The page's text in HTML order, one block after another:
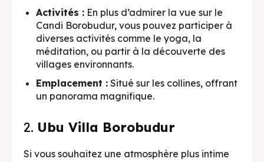
Activités : En plus d’admirer la vue sur le
Candi Borobudur, vous pouvez participer à
diverses activités comme le yoga, la
méditation, ou partir à la découverte des
villages environnants.
Emplacement : Situé sur les collines, offrant
un panorama magnifique.
2. Ubu Villa Borobudur
Si vous souhaitez une atmosphère plus intime